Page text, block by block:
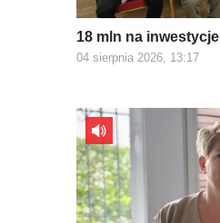
18 mln na inwestycje
04 sierpnia 2026, 13:17